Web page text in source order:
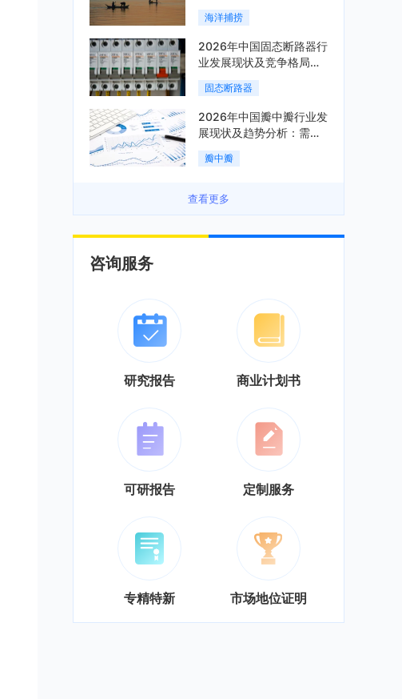
析：科技赋能与智能化转
型加速「图」
海洋捕捞
2026年中国固态断路器行
业发展现状及竞争格局分
析：国际巨头领跑技术，
国内企业加速追赶「图」
固态断路器
2026年中国瓣中瓣行业发
展现状及趋势分析：需求
可持续释放，市场发展前
景良好「图」
瓣中瓣
查看更多
咨询服务
研究报告 商业计划书
可研报告 定制服务
专精特新 市场地位证明